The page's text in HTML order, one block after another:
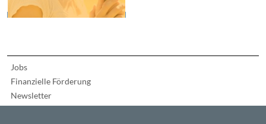
Jobs
Finanzielle Förderung
Newsletter